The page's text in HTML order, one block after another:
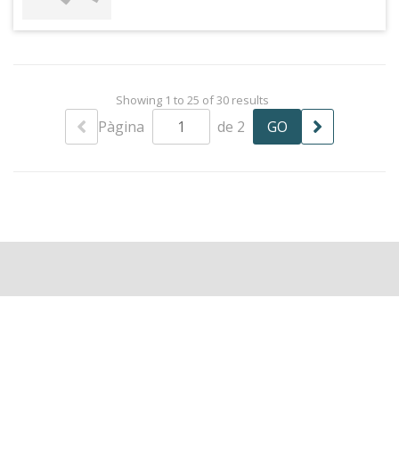
Showing 1 to 25 of 30 results
Pàgina de 2